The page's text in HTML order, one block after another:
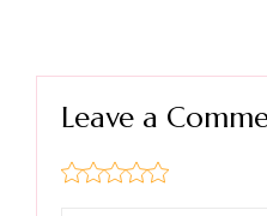
Leave a